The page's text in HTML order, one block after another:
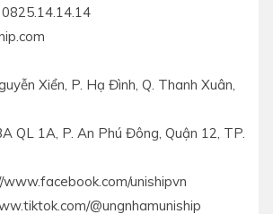
Xiển, P. Hạ Đình, Q. Thanh Xuân,
QL 1A, P. An Phú Đông, Quận 12, TP.
unishipvn
@ungnhamuniship